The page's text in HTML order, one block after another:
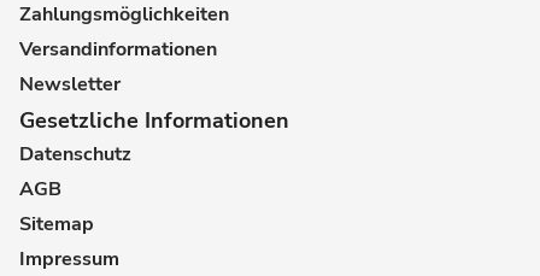
Zahlungsmöglichkeiten
Versandinformationen
Newsletter
Gesetzliche Informationen
Datenschutz
AGB
Sitemap
Impressum